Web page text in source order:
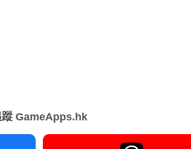
蹤 GameApps.hk